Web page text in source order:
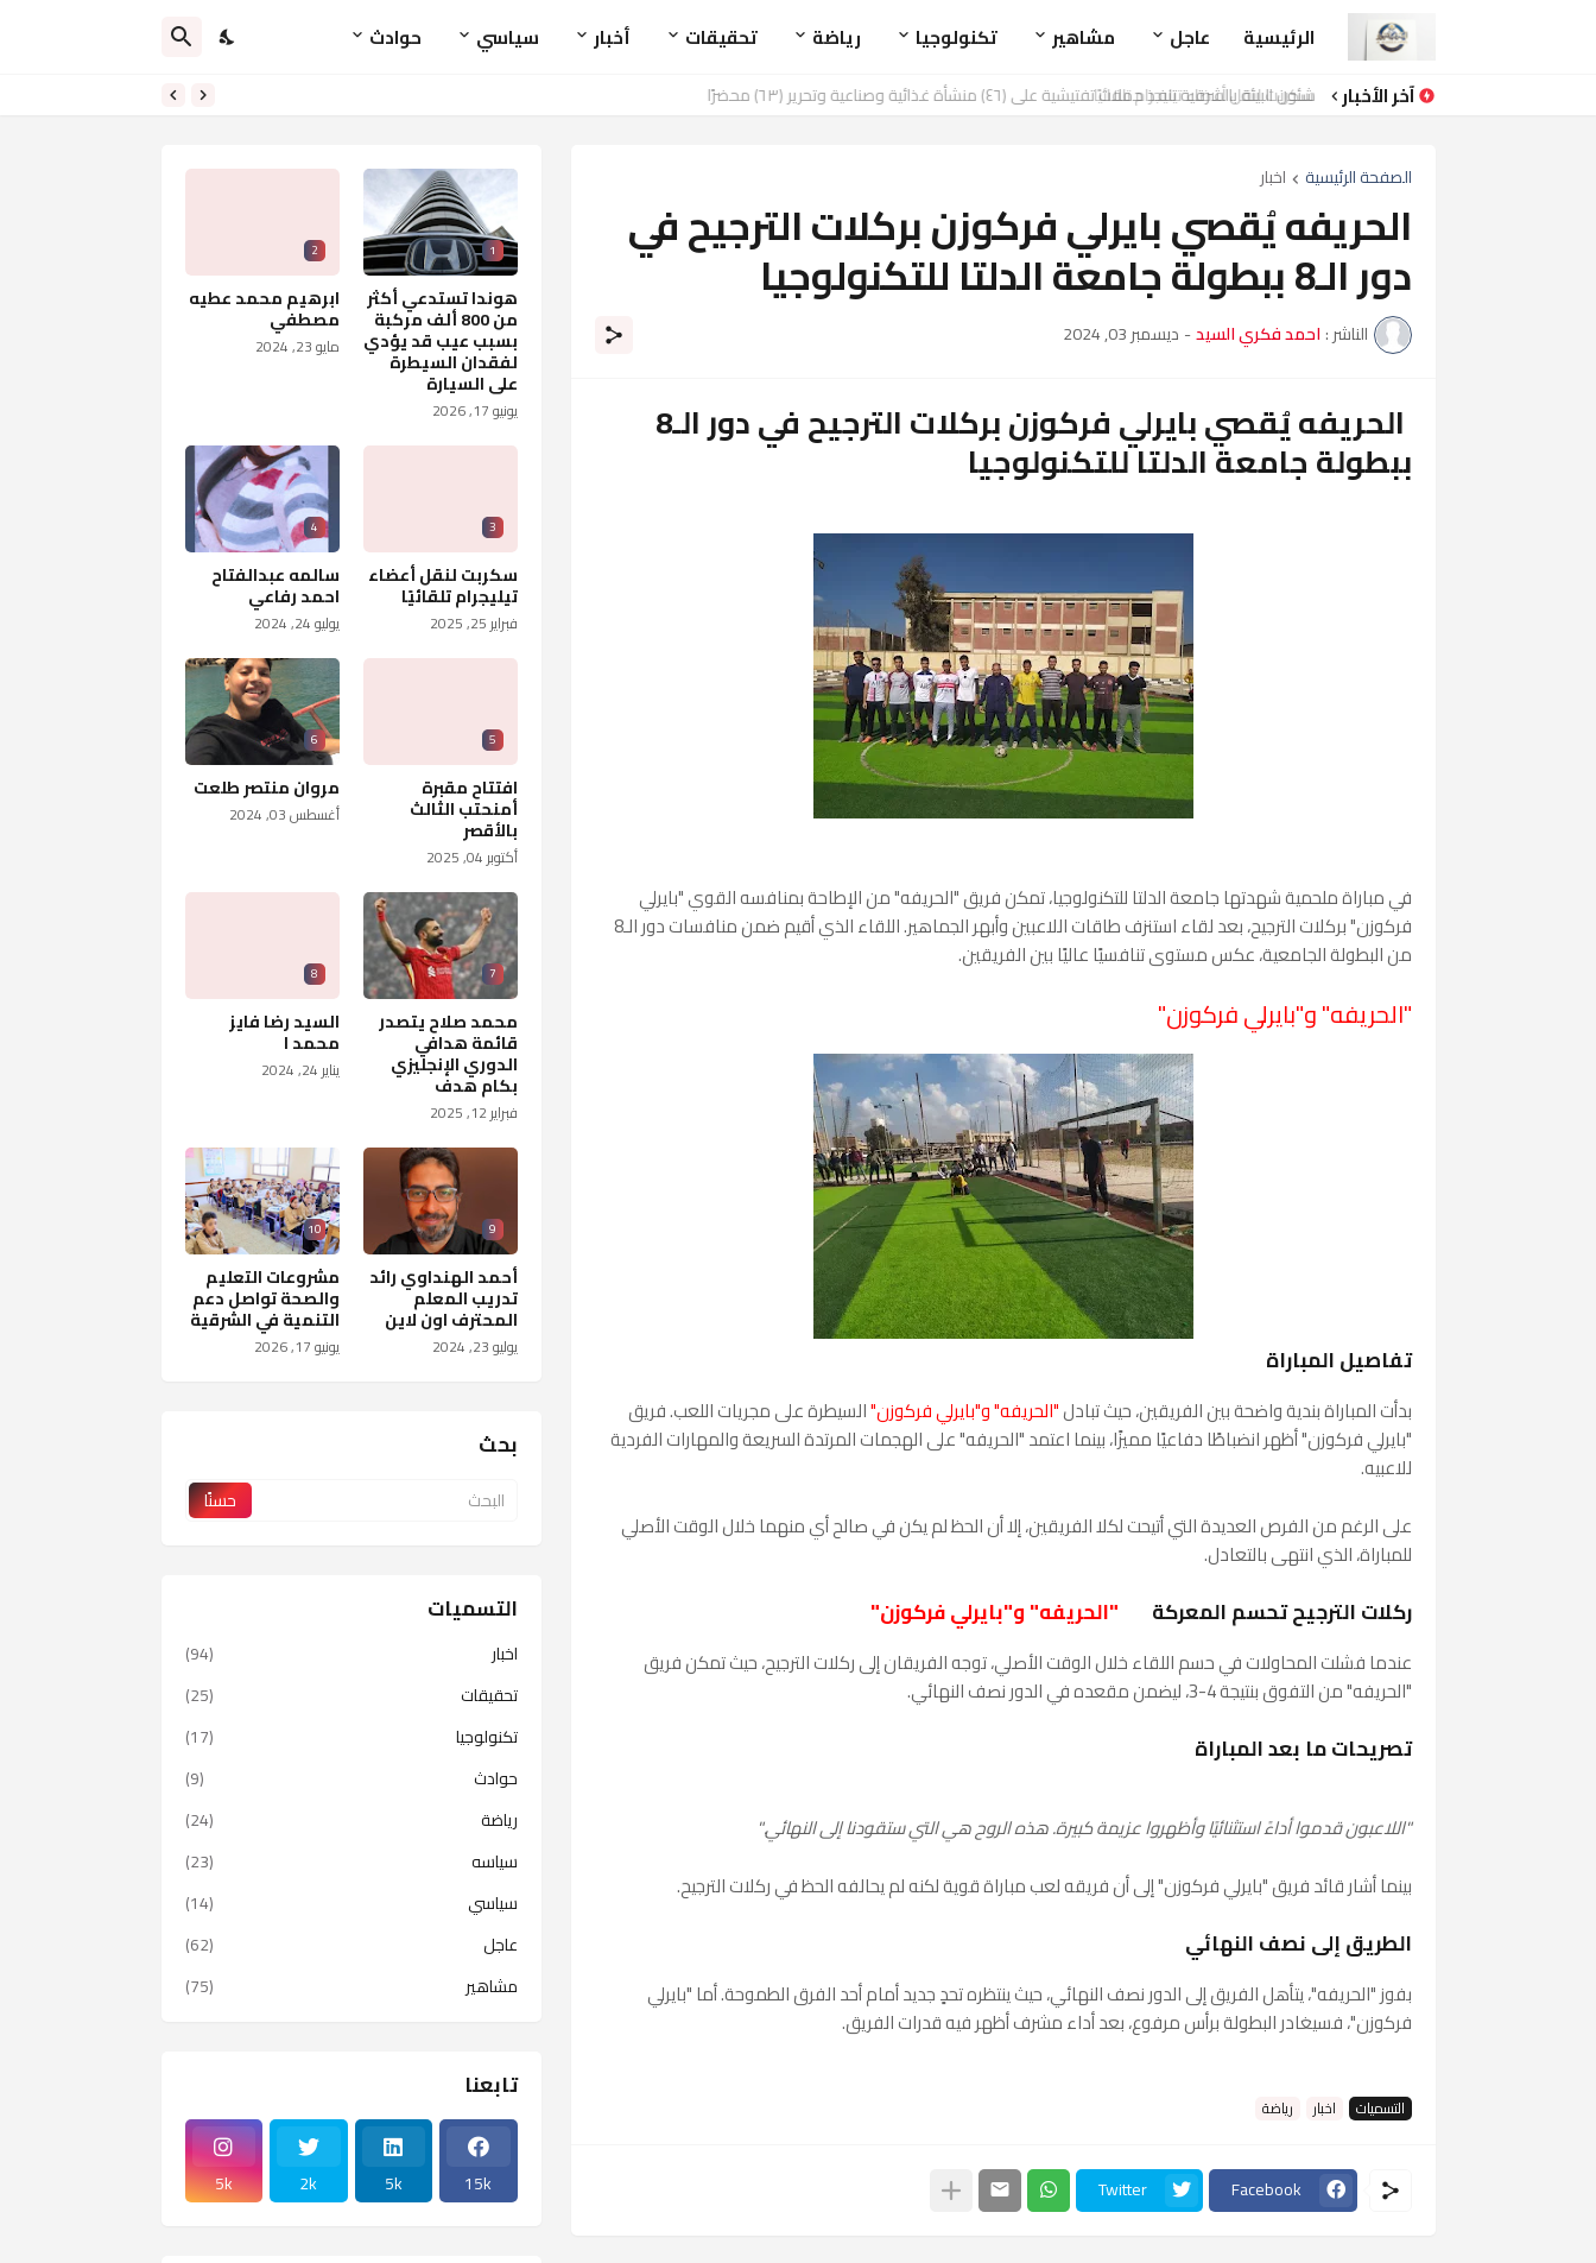
الرئيسية عاجل مشاهير تكنولوجيا رياضة تحقيقات أخبار سياسي
حوادث
آخر الأخبار
شئون البيئة بالشرقية تنفذ حملات تفتيشية على (٤٦) منشأة غذائية وصناعية وتحرير (٦٣) محضرًا
الصفحة الرئيسية اخبار
الحريفه يُقصي بايرلي فركوزن بركلات الترجيح في
دور الـ8 ببطولة جامعة الدلتا للتكنولوجيا
الناشر : احمد فكري السيد- ديسمبر 03, 2024
الحريفه يُقصي بايرلي فركوزن بركلات الترجيح في دور الـ8
ببطولة جامعة الدلتا للتكنولوجيا
في مباراة ملحمية شهدتها جامعة الدلتا للتكنولوجيا، تمكن فريق "الحريفه" من الإطاحة بمنافسه القوي "بايرلي
فركوزن" بركلات الترجيح، بعد لقاء استنزف طاقات اللاعبين وأبهر الجماهير. اللقاء الذي أقيم ضمن منافسات دور الـ8
من البطولة الجامعية، عكس مستوى تنافسيًا عاليًا بين الفريقين.
"الحريفه" و"بايرلي فركوزن"
تفاصيل المباراة
بدأت المباراة بندية واضحة بين الفريقين، حيث تبادل"الحريفه" و"بايرلي فركوزن"السيطرة على مجريات اللعب. فريق
"بايرلي فركوزن" أظهر انضباطًا دفاعيًا مميزًا، بينما اعتمد "الحريفه" على الهجمات المرتدة السريعة والمهارات الفردية
للاعبيه.
على الرغم من الفرص العديدة التي أتيحت لكلا الفريقين، إلا أن الحظ لم يكن في صالح أي منهما خلال الوقت الأصلي
للمباراة، الذي انتهى بالتعادل.
ركلات الترجيح تحسم المعركة "الحريفه" و"بايرلي فركوزن"
عندما فشلت المحاولات في حسم اللقاء خلال الوقت الأصلي، توجه الفريقان إلى ركلات الترجيح، حيث تمكن فريق
"الحريفه" من التفوق بنتيجة 4-3، ليضمن مقعده في الدور نصف النهائي.
تصريحات ما بعد المباراة
"اللاعبون قدموا أداءً استثنائيًا وأظهروا عزيمة كبيرة. هذه الروح هي التي ستقودنا إلى النهائي."
بينما أشار قائد فريق "بايرلي فركوزن" إلى أن فريقه لعب مباراة قوية لكنه لم يحالفه الحظ في ركلات الترجيح.
الطريق إلى نصف النهائي
بفوز "الحريفه"، يتأهل الفريق إلى الدور نصف النهائي، حيث ينتظره تحدٍ جديد أمام أحد الفرق الطموحة. أما "بايرلي
فركوزن"، فسيغادر البطولة برأس مرفوع، بعد أداء مشرف أظهر فيه قدرات الفريق.
التسميات اخبار رياضة
Facebook
Twitter
1
هوندا تستدعي أكثر
من 800 ألف مركبة
بسبب عيب قد يؤدي
لفقدان السيطرة
على السيارة
يونيو 17, 2026
2
ابرهيم محمد عطيه
مصطفي
مايو 23, 2024
3
سكربت لنقل أعضاء
تيليجرام تلقائيًا
فبراير 25, 2025
4
سالمه عبدالفتاح
احمد رفاعي
يوليو 24, 2024
5
افتتاح مقبرة
أمنحتب الثالث
بالأقصر
أكتوبر 04, 2025
6
مروان منتصر طلعت
أغسطس 03, 2024
7
محمد صلاح يتصدر
قائمة هدافي
الدوري الإنجليزي
بكام هدف
فبراير 12, 2025
8
السيد رضا فايز
محمد ا
يناير 24, 2024
9
أحمد الهنداوي رائد
تدريب المعلم
المحترف اون لاين
يوليو 23, 2024
10
مشروعات التعليم
والصحة تواصل دعم
التنمية في الشرقية
يونيو 17, 2026
بحث
التسميات
اخبار
(94)
تحقيقات
(25)
تكنولوجيا
(17)
حوادث
(9)
رياضة
(24)
سياسه
(23)
سياسي
(14)
عاجل
(62)
مشاهير
(75)
تابعنا
15k
5k
2k
5k